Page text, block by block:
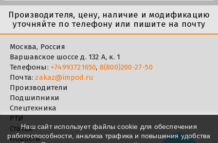
Производителя, цену, наличие и модификацию
уточняйте по телефону или пишите на почту
Москва, Россия
Варшавское шоссе д. 132 А, к. 1
Телефоны: +74993721650, 8(800)200-27-50
Почта:zakaz@impod.ru
Производители
Подшипники
Спецтехника
РТИ
Статьи
Новости
Наш сайт использует файлы cookie для обеспечения
работоспособности, анализа трафика и повышения удобства